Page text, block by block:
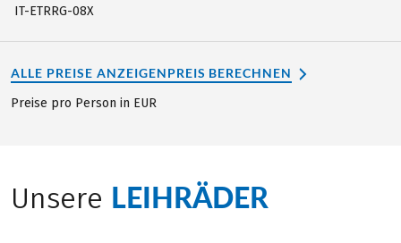
IT-ETRRG-08X
ALLE PREISE ANZEIGENPREIS BERECHNEN
Preise pro Person in EUR
Unsere LEIHRÄDER